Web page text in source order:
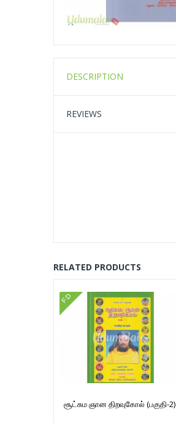
DESCRIPTION
REVIEWS
RELATED PRODUCTS
FD
சூட்சும ஞான திறவுகோல் (பகுதி-2)